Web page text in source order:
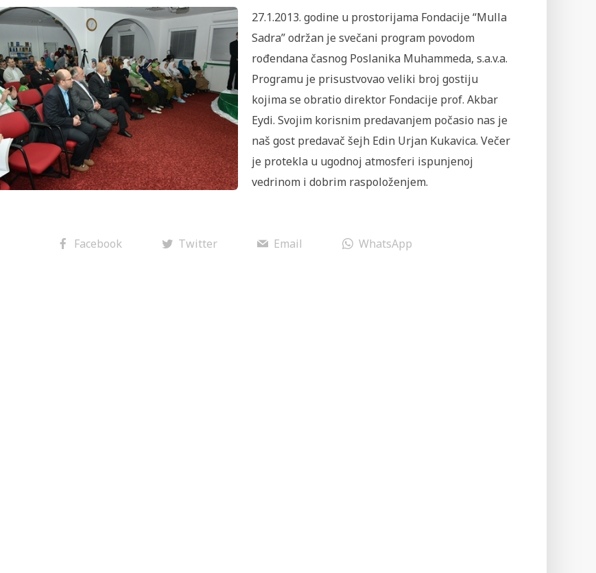
27.1.2013. godine u prostorijama Fondacije “Mulla
Sadra” održan je svečani program povodom
rođendana časnog Poslanika Muhammeda, s.a.v.a.
Programu je prisustvovao veliki broj gostiju
kojima se obratio direktor Fondacije prof. Akbar
Eydi. Svojim korisnim predavanjem počasio nas je
naš gost predavač šejh Edin Urjan Kukavica. Večer
je protekla u ugodnoj atmosferi ispunjenoj
vedrinom i dobrim raspoloženjem.
Facebook Twitter Email WhatsApp